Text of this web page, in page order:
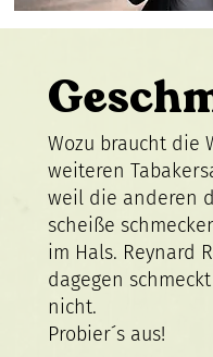
Wozu braucht die
weiteren
weil die anderen
scheiße
im Hals. Reynard
dagegen
nicht.
Probier´s aus!